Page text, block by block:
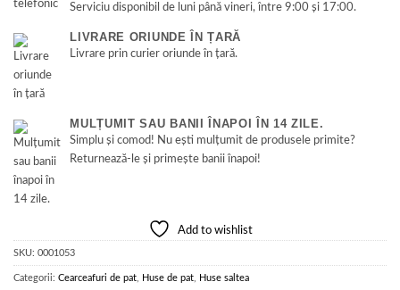
Serviciu disponibil de luni până vineri, între 9:00 și 17:00.
LIVRARE ORIUNDE ÎN ȚARĂ
Livrare prin curier oriunde în țară.
MULȚUMIT SAU BANII ÎNAPOI ÎN 14 ZILE.
Simplu și comod! Nu ești mulțumit de produsele primite?
Returnează-le și primește banii înapoi!
Add to wishlist
SKU: 0001053
Categorii: Cearceafuri de pat Huse de pat Huse saltea